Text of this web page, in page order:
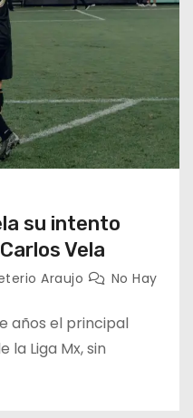
su intento
Vela
Araujo
No Hay
años el principal
la Liga Mx, sin